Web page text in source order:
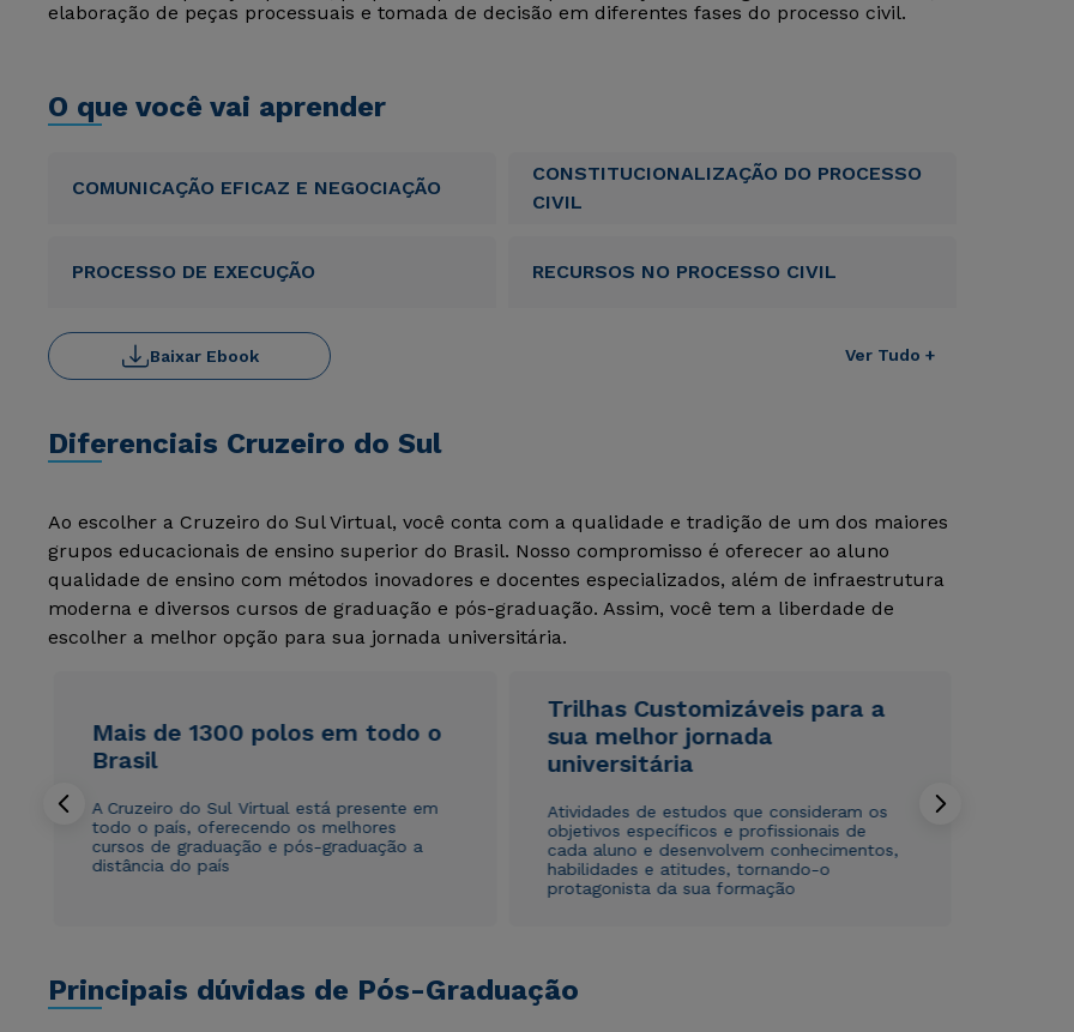
elaboração de peças processuais e tomada de decisão em diferentes fases do processo civil.
O que você vai aprender
COMUNICAÇÃO EFICAZ E NEGOCIAÇÃO
CONSTITUCIONALIZAÇÃO DO PROCESSO
CIVIL
PROCESSO DE EXECUÇÃO RECURSOS NO PROCESSO CIVIL
Ver Tudo +
Baixar Ebook
Diferenciais Cruzeiro do Sul
Ao escolher a Cruzeiro do Sul Virtual, você conta com a qualidade e tradição de um dos maiores
grupos educacionais de ensino superior do Brasil. Nosso compromisso é oferecer ao aluno
qualidade de ensino com métodos inovadores e docentes especializados, além de infraestrutura
moderna e diversos cursos de graduação e pós-graduação. Assim, você tem a liberdade de
escolher a melhor opção para sua jornada universitária.
Mais de 1300 polos em todo o
Brasil
A Cruzeiro do Sul Virtual está presente em
todo o país, oferecendo os melhores
cursos de graduação e pós-graduação a
distância do país
Trilhas Customizáveis para a
sua melhor jornada
universitária
Atividades de estudos que consideram os
objetivos específicos e profissionais de
cada aluno e desenvolvem conhecimentos,
habilidades e atitudes, tornando-o
protagonista da sua formação
Principais dúvidas de Pós-Graduação
Rápido e fácil
WhatsApp
Estou de acordo com aPolítica de Privacidade.
autorizo que meus dados sejam utilizados para o
envio de conteúdos da Cruzeiro do Sul.
Rápido e fácil
WhatsApp
Estou de acordo com aPolítica de Privacidade.
autorizo que meus dados sejam utilizados para o
envio de conteúdos da Cruzeiro do Sul.